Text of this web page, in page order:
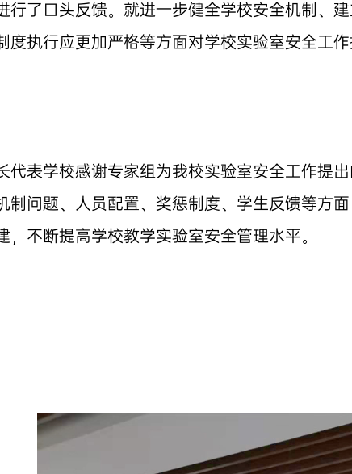
行了口头反馈。就进一步健全学校安全机制、
度执行应更加严格等方面对学校实验室安全工作
代表学校感谢专家组为我校实验室安全工作提
制问题、人员配置、奖惩制度、学生反馈等方
，不断提高学校教学实验室安全管理水平。